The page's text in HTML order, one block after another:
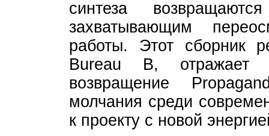
синтеза
захватывающим
работы. Этот сборник
Bureau B, отражает
возвращение
молчания среди
к проекту с новой